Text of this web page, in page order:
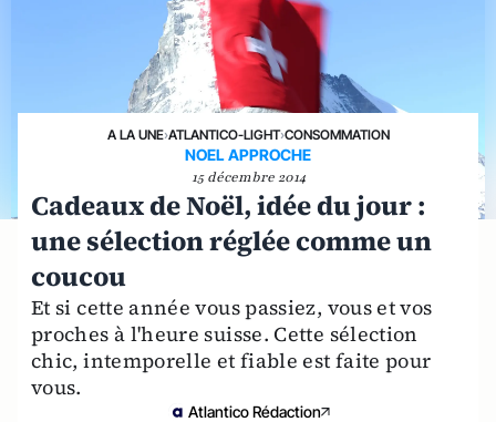
A LA UNE›ATLANTICO-LIGHT›CONSOMMATION
NOEL APPROCHE
15 décembre 2014
Cadeaux de Noël, idée du jour :
une sélection réglée comme un
coucou
Et si cette année vous passiez, vous et vos
proches à l'heure suisse. Cette sélection
chic, intemporelle et fiable est faite pour
vous.
Atlantico Rédaction